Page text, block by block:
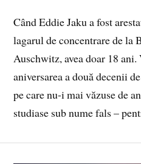
Când Eddie Jaku a fost
lagarul de concentrare de la
Auschwitz, avea doar 18 ani.
aniversarea a două decenii
pe care nu-i mai văzuse de
studiase sub nume fals –